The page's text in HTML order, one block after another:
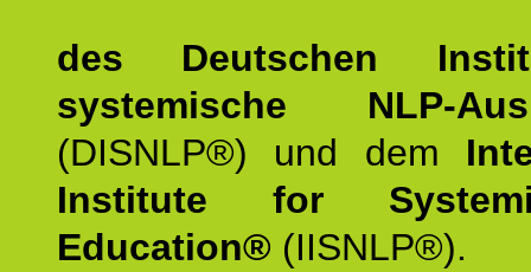
des Deutschen
systemische NLP-
(DISNLP®) und dem
Institute for
Education® (IISNLP®).